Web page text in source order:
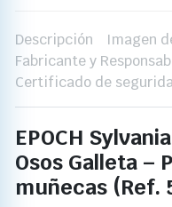
Descripción
Imagen
Fabricante y
Certificado de
EPOCH
Osos Galleta –
muñecas (Ref.